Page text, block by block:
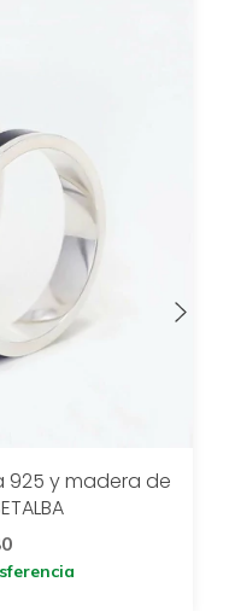
925 y madera de